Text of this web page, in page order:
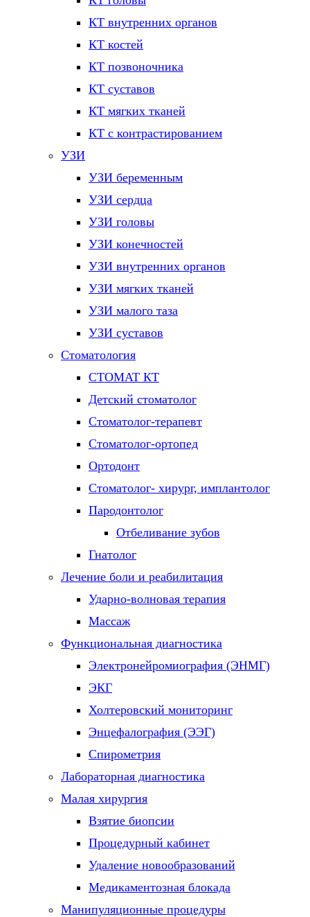
КТ внутренних органов
КТ костей
КТ позвоночника
КТ суставов
КТ мягких тканей
КТ с контрастированием
УЗИ
УЗИ беременным
УЗИ сердца
УЗИ головы
УЗИ конечностей
УЗИ внутренних органов
УЗИ мягких тканей
УЗИ малого таза
УЗИ суставов
Стоматология
СТОМАТ КТ
Детский стоматолог
Стоматолог-терапевт
Стоматолог-ортопед
Ортодонт
Стоматолог- хирург, имплантолог
Пародонтолог
Отбеливание зубов
Гнатолог
Лечение боли и реабилитация
Ударно-волновая терапия
Массаж
Функциональная диагностика
Электронейромиография (ЭНМГ)
ЭКГ
Холтеровский мониторинг
Энцефалография (ЭЭГ)
Спирометрия
Лабораторная диагностика
Малая хирургия
Взятие биопсии
Процедурный кабинет
Удаление новообразований
Медикаментозная блокада
Манипуляционные процедуры